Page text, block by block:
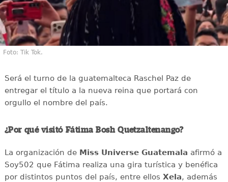
Foto: Tik Tok.
Será el turno de la guatemalteca Raschel Paz de
entregar el título a la nueva reina que portará con
orgullo el nombre del país.
¿Por qué visitó Fátima Bosh Quetzaltenango?
La organización de Miss Universe Guatemala afirmó a
Soy502 que Fátima realiza una gira turística y benéfica
por distintos puntos del país, entre ellos Xela, además